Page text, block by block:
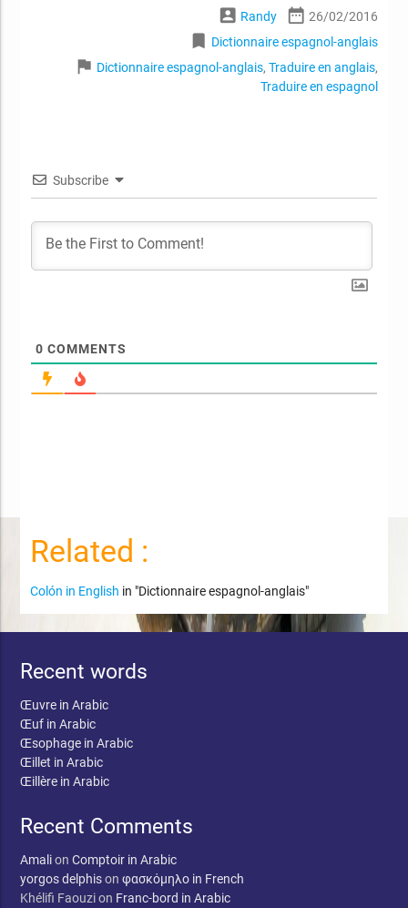
account_box Randy date_range 26/02/2016
bookmark Dictionnaire espagnol-anglais
flag Dictionnaire espagnol-anglais,Traduire en anglais,
Traduire en espagnol
Subscribe
0 COMMENTS
Related :
Colón in English in "Dictionnaire espagnol-anglais"
Recent words
Œuvre in Arabic
Œuf in Arabic
Œsophage in Arabic
Œillet in Arabic
Œillère in Arabic
Recent Comments
AmalionComptoir in Arabic
yorgos delphisonφασκόμηλο in French
Khélifi Faouzion Franc-bord in Arabic